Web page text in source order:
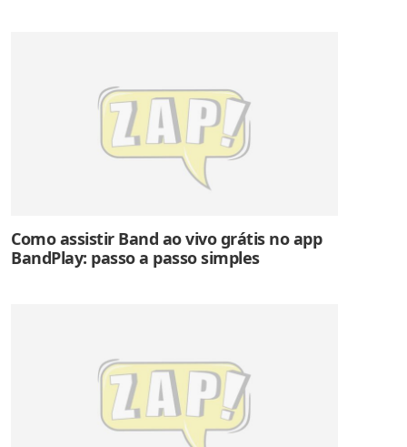
Como assistir Band ao vivo grátis no app
BandPlay: passo a passo simples